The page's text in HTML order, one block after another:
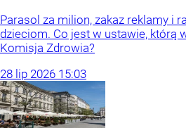
Parasol za milion, zakaz reklamy i
dzieciom. Co jest w ustawie, którą
Komisja Zdrowia?
28 lip 2026 15:03